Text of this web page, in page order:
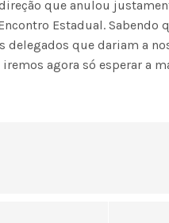
que anulou
Estadual. Sabendo
delegados que dariam a
agora só esperar a